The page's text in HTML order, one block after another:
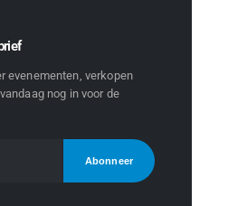
evenementen, verkopen
nog in voor de